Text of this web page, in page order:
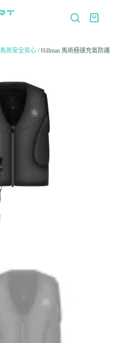
馬術安全背心/ Hillman 馬術極速充氣防護